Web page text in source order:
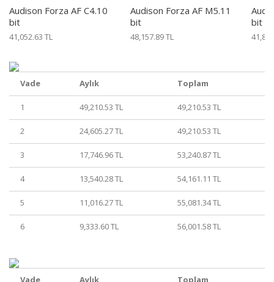
Audison Forza AF C4.10
bit
41,052.63 TL
Audison Forza AF M5.11
bit
48,157.89 TL
bit
Vade Aylık Toplam
1 49,210.53 TL 49,210.53 TL
2 24,605.27 TL 49,210.53 TL
3 17,746.96 TL 53,240.87 TL
4 13,540.28 TL 54,161.11 TL
5 11,016.27 TL 55,081.34 TL
6 9,333.60 TL 56,001.58 TL
Vade Aylık Toplam